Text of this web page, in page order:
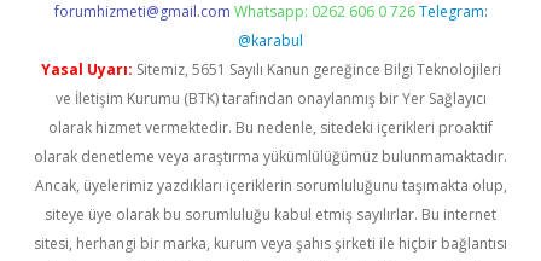
forumhizmeti@gmail.com Whatsapp: 0262 606 0 726 Telegram:
@karabul
Yasal Uyarı: Sitemiz, 5651 Sayılı Kanun gereğince Bilgi Teknolojileri
ve İletişim Kurumu (BTK) tarafından onaylanmış bir Yer Sağlayıcı
olarak hizmet vermektedir. Bu nedenle, sitedeki içerikleri proaktif
olarak denetleme veya araştırma yükümlülüğümüz bulunmamaktadır.
Ancak, üyelerimiz yazdıkları içeriklerin sorumluluğunu taşımakta olup,
siteye üye olarak bu sorumluluğu kabul etmiş sayılırlar. Bu internet
sitesi, herhangi bir marka, kurum veya şahıs şirketi ile hiçbir bağlantısı